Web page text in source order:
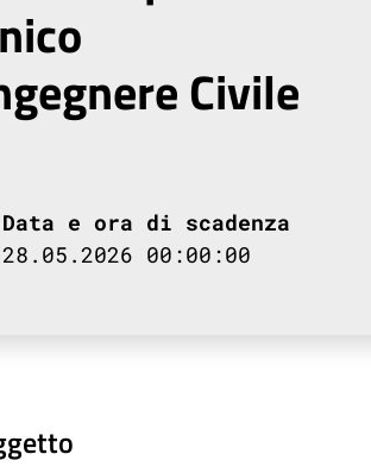
Civile
Data e ora di scadenza
28.05.2026 00:00:00